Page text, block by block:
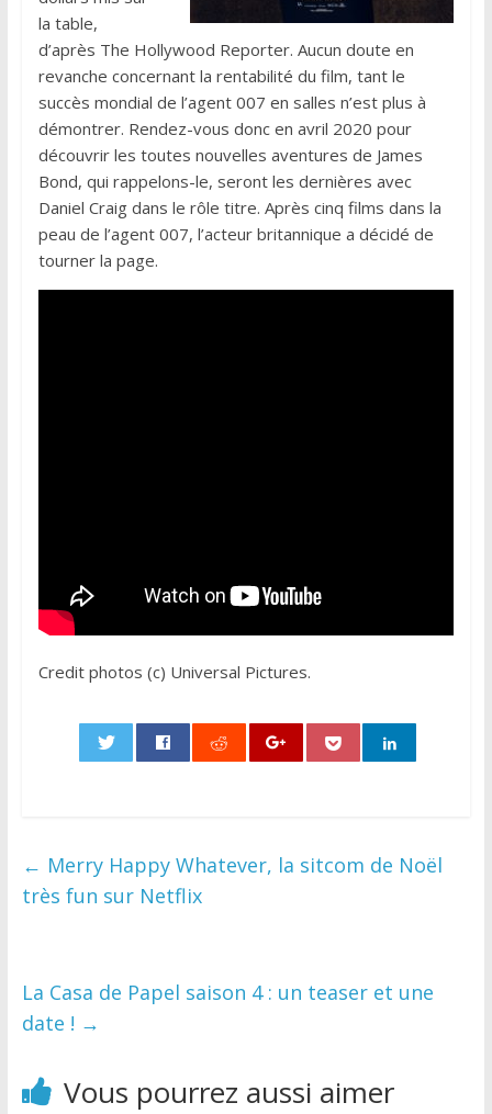
la table,
d’après The Hollywood Reporter. Aucun doute en
revanche concernant la rentabilité du film, tant le
succès mondial de l’agent 007 en salles n’est plus à
démontrer. Rendez-vous donc en avril 2020 pour
découvrir les toutes nouvelles aventures de James
Bond, qui rappelons-le, seront les dernières avec
Daniel Craig dans le rôle titre. Après cinq films dans la
peau de l’agent 007, l’acteur britannique a décidé de
tourner la page.
Credit photos (c) Universal Pictures.
← Merry Happy Whatever, la sitcom de Noël
très fun sur Netflix
La Casa de Papel saison 4 : un teaser et une
date ! →
Vous pourrez aussi aimer